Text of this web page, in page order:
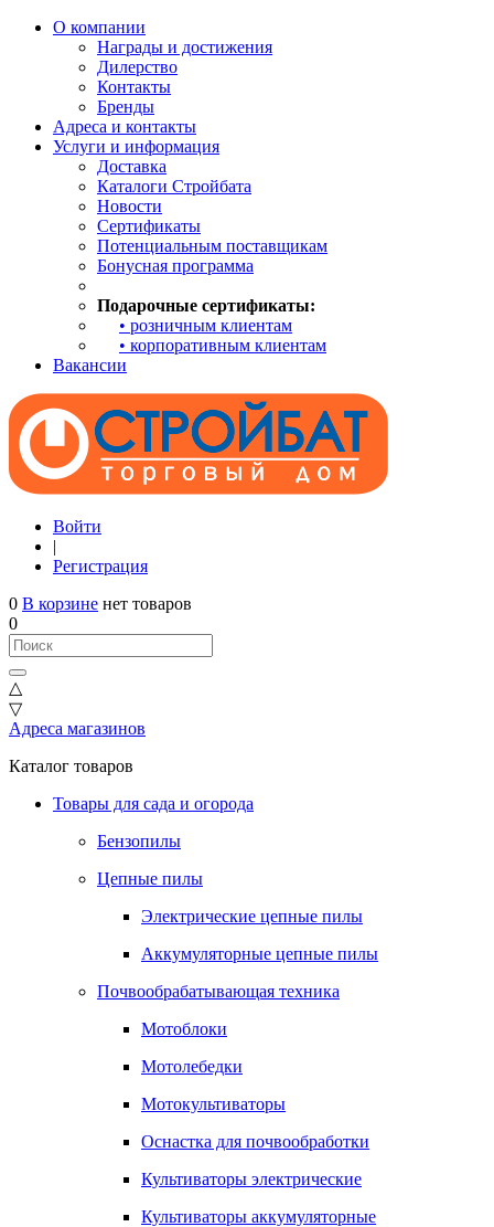
О компании
Награды и достижения
Дилерство
Контакты
Бренды
Адреса и контакты
Услуги и информация
Доставка
Каталоги Стройбата
Новости
Сертификаты
Потенциальным поставщикам
Бонусная программа
Подарочные сертификаты:
• розничным клиентам
• корпоративным клиентам
Вакансии
Войти
|
Регистрация
0 В корзине нет товаров
0
△
▽
Адреса магазинов
Каталог товаров
Товары для сада и огорода
Бензопилы
Цепные пилы
Электрические цепные пилы
Аккумуляторные цепные пилы
Почвообрабатывающая техника
Мотоблоки
Мотолебедки
Мотокультиваторы
Оснастка для почвообработки
Культиваторы электрические
Культиваторы аккумуляторные